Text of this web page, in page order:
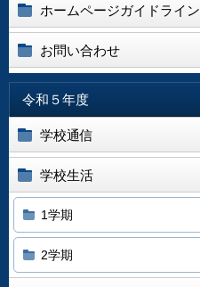
ホームページガイドライン
お問い合わせ
令和５年度
学校通信
学校生活
1学期
2学期